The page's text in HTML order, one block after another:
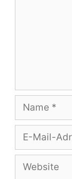
Name
E-
Mail-
Adresse
Website